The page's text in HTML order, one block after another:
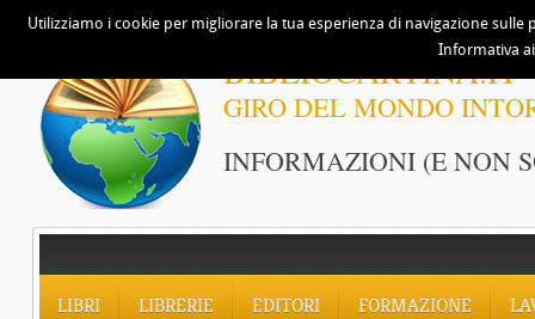
BIBLIOCARTINA.IT
GIRO DEL MONDO
INFORMAZIONI (E NON
LIBRI LIBRERIE EDITORI FORMAZIONE
Utilizziamo i cookie per migliorare la tua esperienza di navigazione
Informativa ai